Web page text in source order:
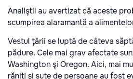
Analiştii au avertizat că aceste
scumpirea alaramantă a
Vestul ţării se luptă de câteva
pădure. Cele mai grav afectate
Washington şi Oregon. Aici, mai
răniţi şi sute de persoane au fost